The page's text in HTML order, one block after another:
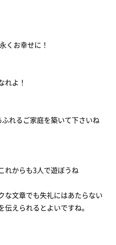
くお幸せに！
れよ！
れるご家庭を築いて下さいね
からも3人で遊ぼうね
な文章でも失礼にはあたらない
えられるとよいですね。